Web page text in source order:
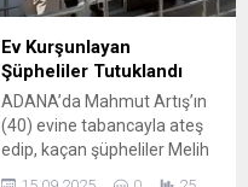
adayı Güngör Geçer 45,
Cumhur İttifakı adayı
Abdullah Avcı 31 oy aldı. Bu
sonuçla Adana Büyükşehir
Belediye Başkanvekili
Güngör Geçer oldu.
Ev Kurşunlayan
Şüpheliler Tutuklandı
ADANA’da Mahmut Artış’ın
(40) evine tabancayla ateş
edip, kaçan şüpheliler Melih